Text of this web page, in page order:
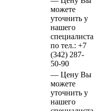
можете
уточнить у
нашего
специалиста
по тел.: +7
(342) 287-
50-90
— Цену Вы
можете
уточнить у
нашего